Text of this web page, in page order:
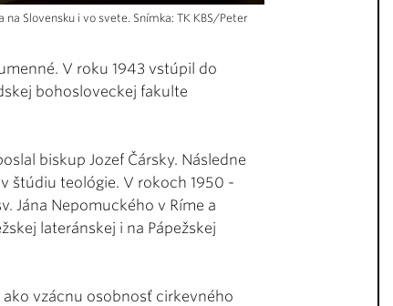
Slovensku i vo svete. Snímka: TK KBS/Peter
V roku 1943 vstúpil do
bohosloveckej fakulte
biskup Jozef Čársky. Následne
štúdiu teológie. V rokoch 1950 -
Jána Nepomuckého v Ríme a
lateránskej i na Pápežskej
vzácnu osobnosť cirkevného